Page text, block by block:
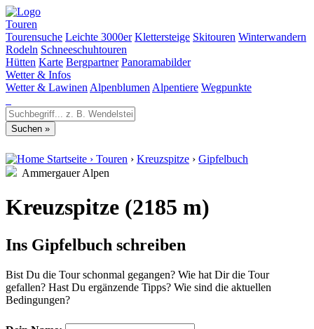
Touren
Tourensuche Leichte 3000er Klettersteige Skitouren Winterwandern
Rodeln Schneeschuhtouren
Hütten Karte Bergpartner Panoramabilder
Wetter & Infos
Wetter & Lawinen Alpenblumen Alpentiere Wegpunkte
Startseite › Touren › Kreuzspitze › Gipfelbuch
Ammergauer Alpen
Kreuzspitze (2185 m)
Ins Gipfelbuch schreiben
Bist Du die Tour schonmal gegangen? Wie hat Dir die Tour
gefallen? Hast Du ergänzende Tipps? Wie sind die aktuellen
Bedingungen?